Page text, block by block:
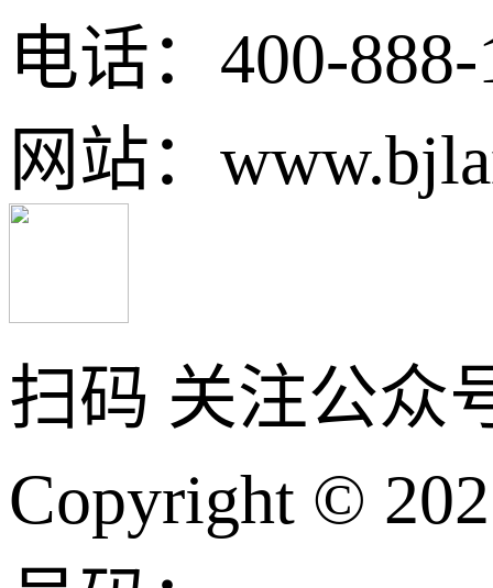
电话：400-
网站：
扫码 关注公众
Copyright ©